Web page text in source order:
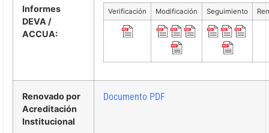
Informes
DEVA /
ACCUA:
Verificación Modificación Seguimiento
Renovado por
Acreditación
Institucional
Documento PDF